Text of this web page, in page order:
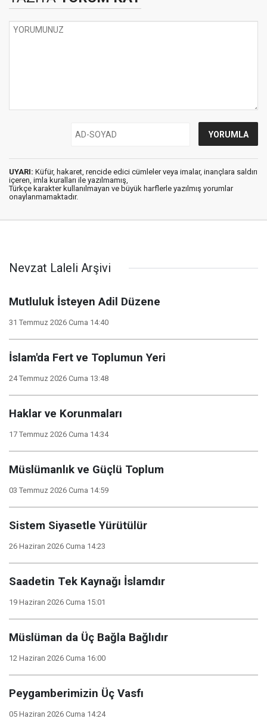
UYARI: Küfür, hakaret, rencide edici cümleler veya imalar, inançlara saldırı
içeren, imla kuralları ile yazılmamış,
Türkçe karakter kullanılmayan ve büyük harflerle yazılmış yorumlar
onaylanmamaktadır.
Nevzat Laleli Arşivi
Mutluluk İsteyen Adil Düzene
31 Temmuz 2026 Cuma 14:40
İslam'da Fert ve Toplumun Yeri
24 Temmuz 2026 Cuma 13:48
Haklar ve Korunmaları
17 Temmuz 2026 Cuma 14:34
Müslümanlık ve Güçlü Toplum
03 Temmuz 2026 Cuma 14:59
Sistem Siyasetle Yürütülür
26 Haziran 2026 Cuma 14:23
Saadetin Tek Kaynağı İslamdır
19 Haziran 2026 Cuma 15:01
Müslüman da Üç Bağla Bağlıdır
12 Haziran 2026 Cuma 16:00
Peygamberimizin Üç Vasfı
05 Haziran 2026 Cuma 14:24